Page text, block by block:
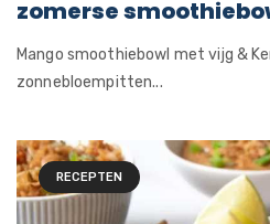
zomerse
Mango smoothiebowl met vijg &
zonnebloempitten...
RECEPTEN